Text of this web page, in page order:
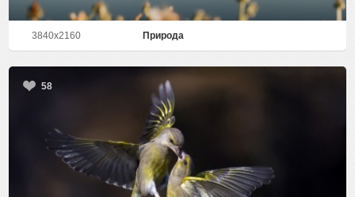
3840x2160 Природа
58